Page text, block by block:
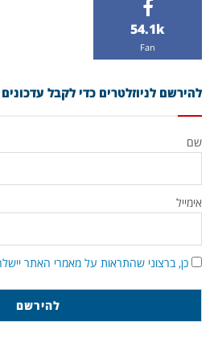
54.1k
Fan
להירשם לניוזלטרים כדי לקבל
שם
אימייל
כן, ברצוני שהתראות על מאמרי האתר